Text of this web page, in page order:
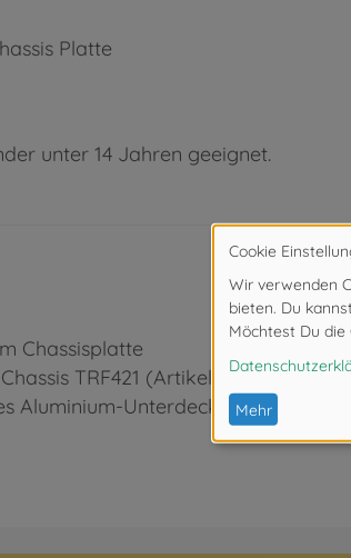
Platte
unter 14 Jahren geeignet.
Chassisplatte
TRF421 (Artikel 42384) und
Aluminium-Unterdeck und die